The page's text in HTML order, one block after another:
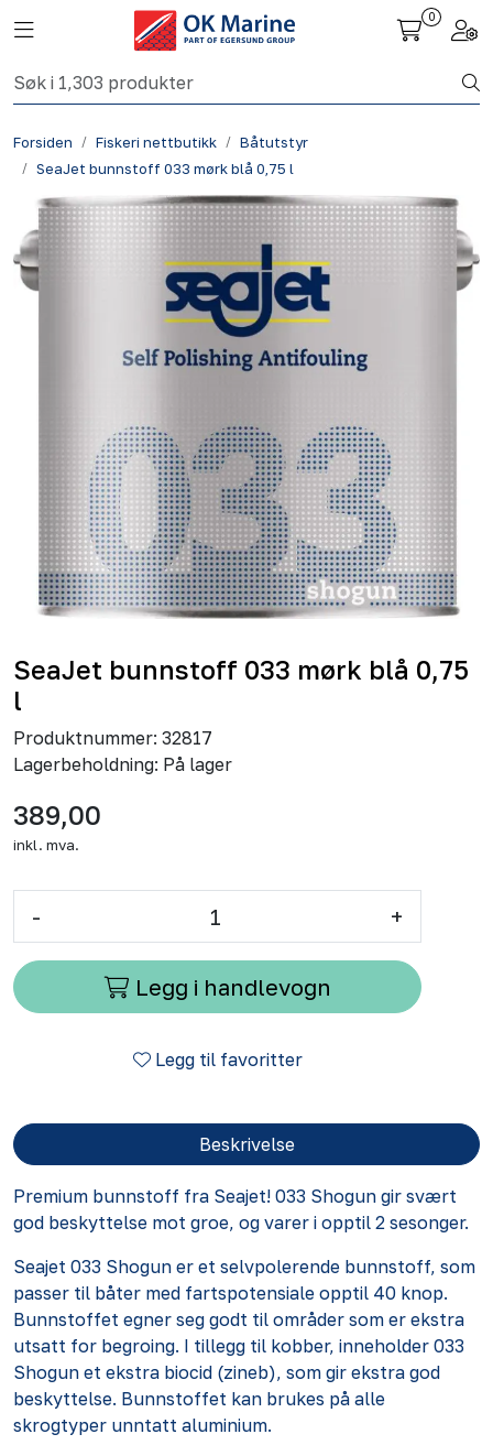
Skip to main content
Toggle navigation
0
Forsiden Fiskeri nettbutikk
Båtutstyr
SeaJet bunnstoff 033 mørk blå 0,75 l
SeaJet bunnstoff 033 mørk blå 0,75
l
Produktnummer: 32817
Lagerbeholdning: På lager
389,00
inkl. mva.
- +
Legg i handlevogn
Legg til favoritter
Beskrivelse
Premium bunnstoff fra Seajet! 033 Shogun gir svært
god beskyttelse mot groe, og varer i opptil 2 sesonger.
Seajet 033 Shogun er et selvpolerende bunnstoff, som
passer til båter med fartspotensiale opptil 40 knop.
Bunnstoffet egner seg godt til områder som er ekstra
utsatt for begroing. I tillegg til kobber, inneholder 033
Shogun et ekstra biocid (zineb), som gir ekstra god
beskyttelse. Bunnstoffet kan brukes på alle
skrogtyper unntatt aluminium.
Fiskeri nettbutikk
Havbruk
Aktuelt
Om oss